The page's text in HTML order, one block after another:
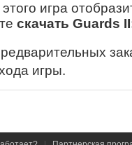
игра
скачать Guards
игры.